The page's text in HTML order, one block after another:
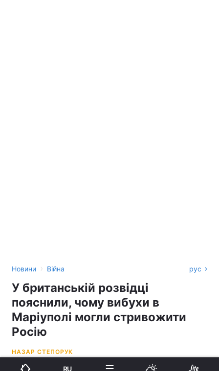
Новини › Війна рус
У британській розвідці
пояснили, чому вибухи в
Маріуполі могли стривожити
Росію
НАЗАР СТЕПОРУК
10:31, 27.02.23 RU